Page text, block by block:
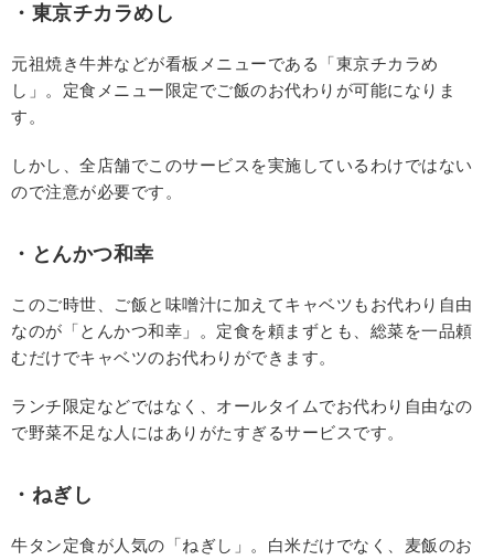
・東京チカラめし
元祖焼き牛丼などが看板メニューである「東京チカラめ
し」。定食メニュー限定でご飯のお代わりが可能になりま
す。
しかし、全店舗でこのサービスを実施しているわけではない
ので注意が必要です。
・とんかつ和幸
このご時世、ご飯と味噌汁に加えてキャベツもお代わり自由
なのが「とんかつ和幸」。定食を頼まずとも、総菜を一品頼
むだけでキャベツのお代わりができます。
ランチ限定などではなく、オールタイムでお代わり自由なの
で野菜不足な人にはありがたすぎるサービスです。
・ねぎし
牛タン定食が人気の「ねぎし」。白米だけでなく、麦飯のお